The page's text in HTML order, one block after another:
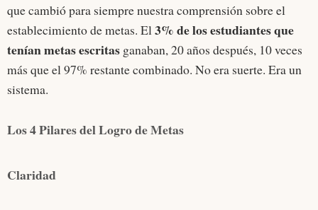
que cambió para siempre nuestra comprensión sobre el
establecimiento de metas. El3% de los estudiantes que
tenían metas escritas ganaban, 20 años después, 10 veces
más que el 97% restante combinado. No era suerte. Era un
sistema.
Los 4 Pilares del Logro de Metas
Claridad